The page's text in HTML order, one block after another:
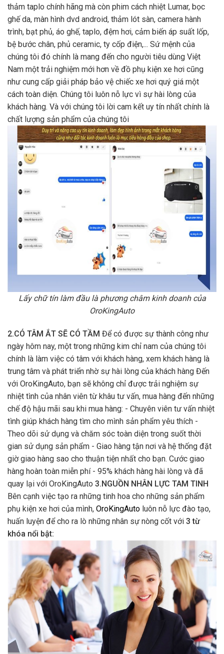
thảm taplo chính hãng mà còn phim cách nhiệt Lumar, bọc
ghế da, màn hình dvd android, thảm lót sàn, camera hành
trình, bạt phủ, áo ghế, taplo, đệm hơi, cảm biến áp suất lốp,
bệ bước chân, phủ ceramic, ty cốp điện,... Sứ mệnh của
chúng tôi đó chính là mang đến cho người tiêu dùng Việt
Nam một trải nghiệm mới hơn về đồ phụ kiện xe hơi cũng
như cung cấp giải pháp bảo vệ chiếc xe hơi quý giá một
cách toàn diện. Chúng tôi luôn nỗ lực vì sự hài lòng của
khách hàng. Và với chúng tôi lời cam kết uy tín nhất chính là
chất lượng sản phẩm của chúng tôi
Lấy chữ tín làm đầu là phương châm kinh doanh của
OroKingAuto
2.CÓ TÂM ẮT SẼ CÓ TẦM Để có được sự thành công như
ngày hôm nay, một trong những kim chỉ nam của chúng tôi
chính là làm việc có tâm với khách hàng, xem khách hàng là
trung tâm và phát triển nhờ sự hài lòng của khách hàng Đến
với OroKingAuto, bạn sẽ không chỉ được trải nghiệm sự
nhiệt tình của nhân viên từ khâu tư vấn, mua hàng đến những
chế độ hậu mãi sau khi mua hàng: - Chuyên viên tư vấn nhiệt
tình giúp khách hàng tìm cho mình sản phẩm yêu thích -
Theo dõi sử dụng và chăm sóc toàn diện trong suốt thời
gian sử dụng sản phẩm - Giao hàng tận nơi và hệ thống đặt
giờ giao hàng sao cho thuận tiện nhất cho bạn. Cước giao
hàng hoàn toàn miễn phí - 95% khách hàng hài lòng và đã
quay lại với OroKingAuto 3.NGUỒN NHÂN LỰC TAM TINH
Bên cạnh việc tạo ra những tinh hoa cho những sản phẩm
phụ kiện xe hơi của mình, OroKingAuto luôn nỗ lực đào tạo,
huấn luyện để cho ra lò những nhân sự nòng cốt với 3 từ
khóa nổi bật: